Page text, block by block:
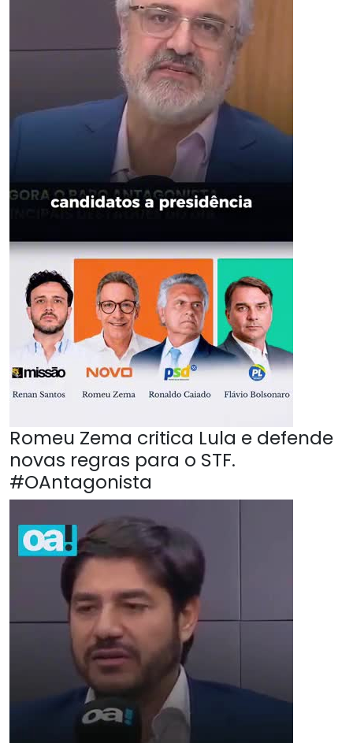
Romeu Zema critica Lula e defende
novas regras para o STF.
#OAntagonista